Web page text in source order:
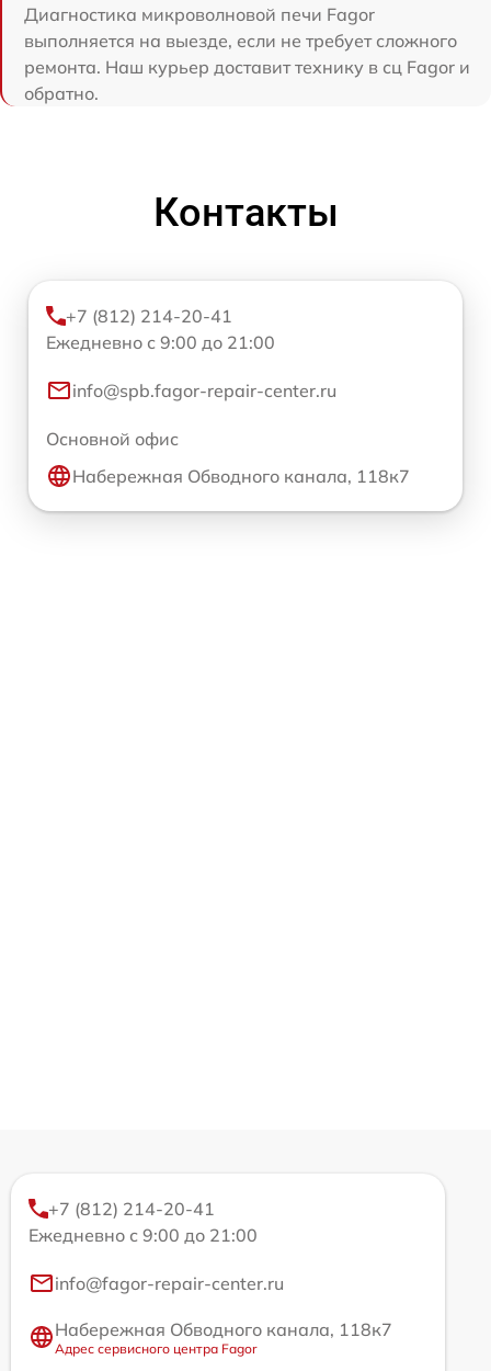
Диагностика микроволновой печи Fagor
выполняется на выезде, если не требует сложного
ремонта. Наш курьер доставит технику в сц Fagor и
обратно.
Контакты
+7 (812) 214-20-41
Ежедневно с 9:00 до 21:00
info@spb.fagor-repair-center.ru
Основной офис
Набережная Обводного канала, 118к7
+7 (812) 214-20-41
Ежедневно с 9:00 до 21:00
info@fagor-repair-center.ru
Набережная Обводного канала, 118к7
Адрес сервисного центра Fagor